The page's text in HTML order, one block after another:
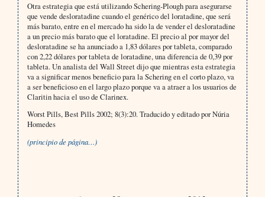
Otra estrategia que está utilizando Schering-Plough para asegurarse
que vende desloratadine cuando el genérico del loratadine, que será
más barato, entre en el mercado ha sido la de vender el desloratadine
a un precio más barato que el loratadine. El precio al por mayor del
desloratadine se ha anunciado a 1,83 dólares por tableta, comparado
con 2,22 dólares por tableta de loratadine, una diferencia de 0,39 por
tableta. Un analista del Wall Street dijo que mientras esta estrategia
va a significar menos beneficio para la Schering en el corto plazo, va
a ser beneficioso en el largo plazo porque va a atraer a los usuarios de
Claritin hacia el uso de Clarinex.
Worst Pills, Best Pills 2002; 8(3):20. Traducido y editado por Núria
Homedes
(principio de página…)